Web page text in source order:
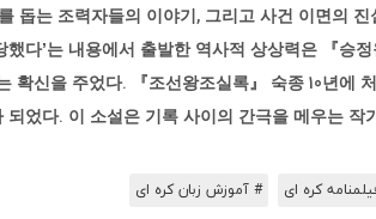
돕는 조력자들의 이야기, 그리고 사건 이면의
물고 당했다’는 내용에서 출발한 역사적 상상력은
신을 주었다. 『조선왕조실록』 숙종 10년에
었다. 이 소설은 기록 사이의 간극을 메우는
کره ای # آموزش زبان کره ای